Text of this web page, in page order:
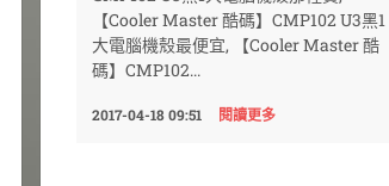
【Cooler Master 酷碼】CMP102 U3黑1
大電腦機殼最便宜, 【Cooler Master 酷
碼】CMP102...
2017-04-18 09:51 閱讀更多